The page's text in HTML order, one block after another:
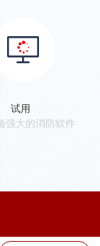
试用
强大的消防软件